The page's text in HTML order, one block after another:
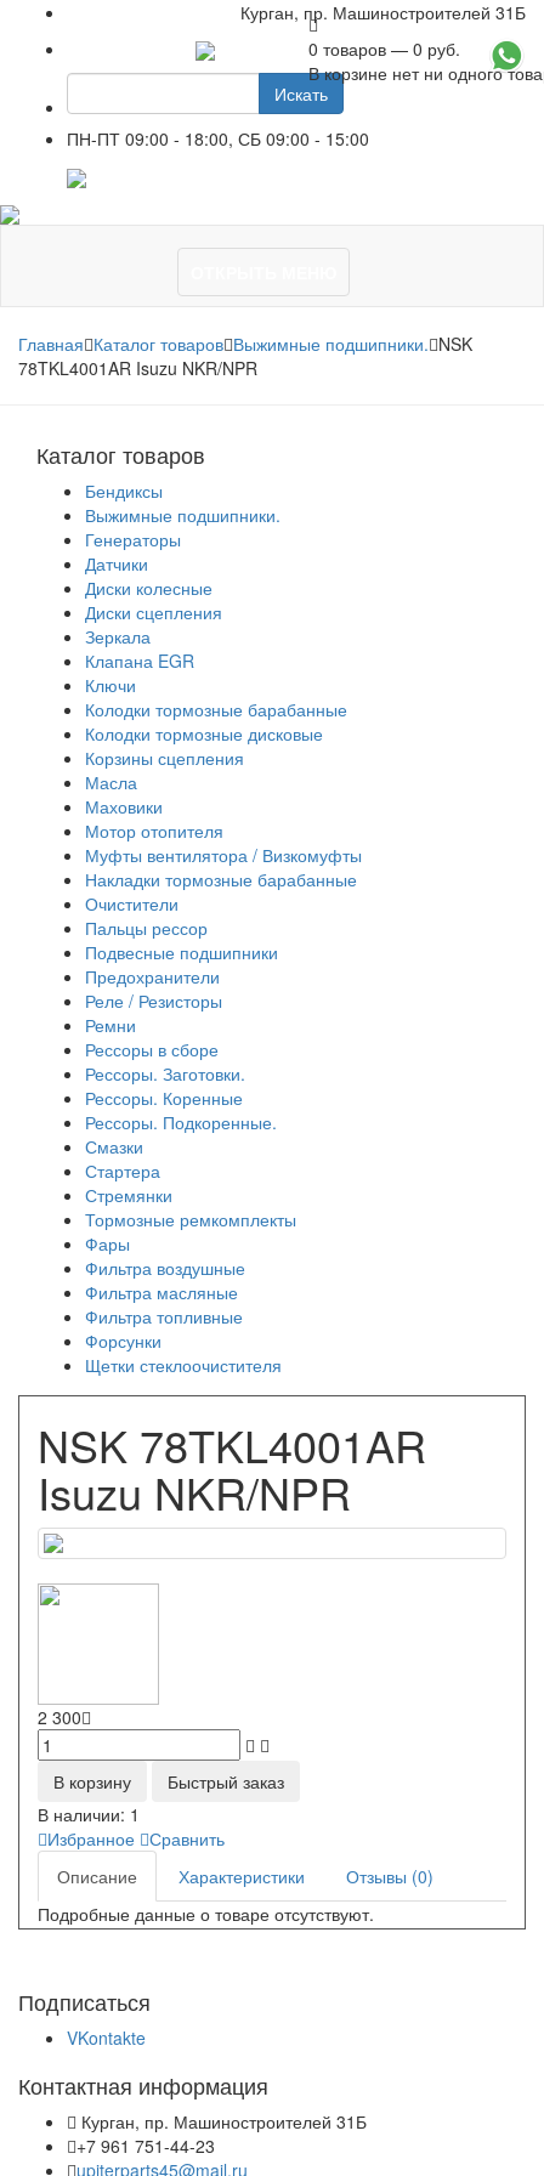
Курган, пр. Машиностроителей 31Б
+7 961 751-44-23
Искать
ПН-ПТ 09:00 - 18:00, СБ 09:00 - 15:00
0 товаров — 0 руб.
В корзине нет ни одного
Главная Каталог товаров Выжимные подшипники. NSK
78TKL4001AR Isuzu NKR/NPR
Каталог товаров
Бендиксы
Выжимные подшипники.
Генераторы
Датчики
Диски колесные
Диски сцепления
Зеркала
Клапана EGR
Ключи
Колодки тормозные барабанные
Колодки тормозные дисковые
Корзины сцепления
Масла
Маховики
Мотор отопителя
Муфты вентилятора / Визкомуфты
Накладки тормозные барабанные
Очистители
Пальцы рессор
Подвесные подшипники
Предохранители
Реле / Резисторы
Ремни
Рессоры в сборе
Рессоры. Заготовки.
Рессоры. Коренные
Рессоры. Подкоренные.
Смазки
Стартера
Стремянки
Тормозные ремкомплекты
Фары
Фильтра воздушные
Фильтра масляные
Фильтра топливные
Форсунки
Щетки стеклоочистителя
NSK 78TKL4001AR
Isuzu NKR/NPR
2 300
В корзину
Быстрый заказ
В наличии: 1
Избранное Сравнить
Описание
Характеристики
Отзывы (0)
Подробные данные о товаре отсутствуют.
Подписаться
VKontakte
Контактная информация
Курган, пр. Машиностроителей 31Б
+7 961 751-44-23
upiterparts45@mail.ru